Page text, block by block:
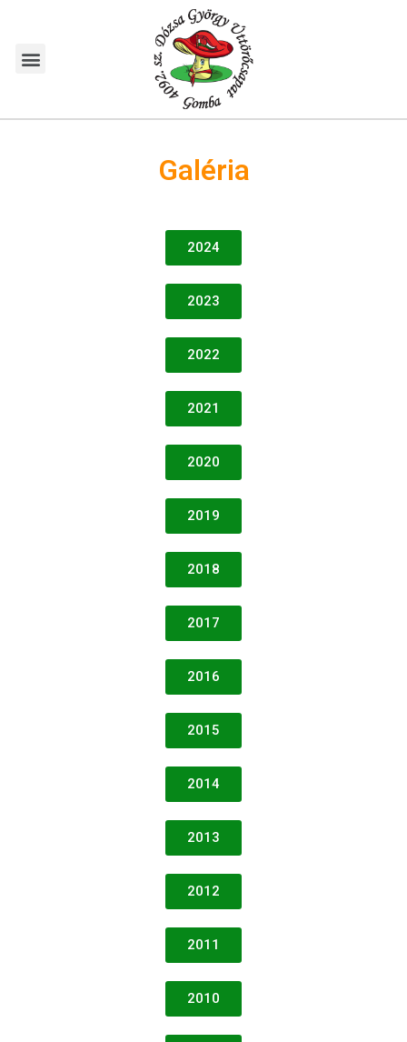
Galéria
2024
2023
2022
2021
2020
2019
2018
2017
2016
2015
2014
2013
2012
2011
2010